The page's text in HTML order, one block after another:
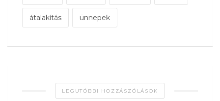
átalakítás ünnepek
LEGUTÓBBI HOZZÁSZÓLÁSOK